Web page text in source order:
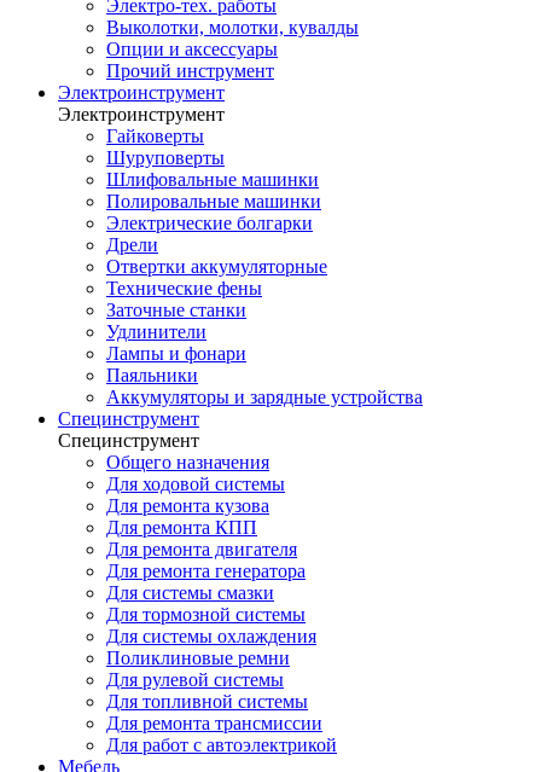
Электро-тех. работы
Выколотки, молотки, кувалды
Опции и аксессуары
Прочий инструмент
Электроинструмент
Электроинструмент
Гайковерты
Шуруповерты
Шлифовальные машинки
Полировальные машинки
Электрические болгарки
Дрели
Отвертки аккумуляторные
Технические фены
Заточные станки
Удлинители
Лампы и фонари
Паяльники
Аккумуляторы и зарядные устройства
Специнструмент
Специнструмент
Общего назначения
Для ходовой системы
Для ремонта кузова
Для ремонта КПП
Для ремонта двигателя
Для ремонта генератора
Для системы смазки
Для тормозной системы
Для системы охлаждения
Поликлиновые ремни
Для рулевой системы
Для топливной системы
Для ремонта трансмиссии
Для работ с автоэлектрикой
Мебель